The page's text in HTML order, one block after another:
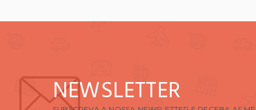
NEWSLETTER